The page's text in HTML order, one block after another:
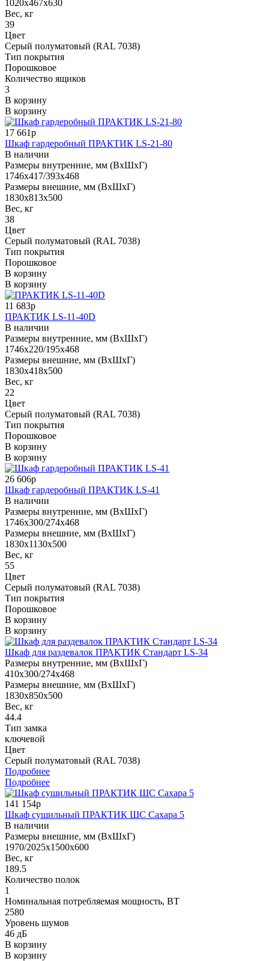
1020x467x630
Вес, кг
39
Цвет
Серый полуматовый (RAL 7038)
Тип покрытия
Порошковое
Количество ящиков
3
В корзину
В корзину
17 661р
Шкаф гардеробный ПРАКТИК LS-21-80
В наличии
Размеры внутренние, мм (ВхШхГ)
1746x417/393x468
Размеры внешние, мм (ВхШхГ)
1830x813x500
Вес, кг
38
Цвет
Серый полуматовый (RAL 7038)
Тип покрытия
Порошковое
В корзину
В корзину
11 683р
ПРАКТИК LS-11-40D
В наличии
Размеры внутренние, мм (ВхШхГ)
1746x220/195x468
Размеры внешние, мм (ВхШхГ)
1830x418x500
Вес, кг
22
Цвет
Серый полуматовый (RAL 7038)
Тип покрытия
Порошковое
В корзину
В корзину
26 606р
Шкаф гардеробный ПРАКТИК LS-41
В наличии
Размеры внутренние, мм (ВхШхГ)
1746x300/274x468
Размеры внешние, мм (ВхШхГ)
1830x1130x500
Вес, кг
55
Цвет
Серый полуматовый (RAL 7038)
Тип покрытия
Порошковое
В корзину
В корзину
Шкаф для раздевалок ПРАКТИК Стандарт LS-34
Размеры внутренние, мм (ВхШхГ)
410x300/274x468
Размеры внешние, мм (ВхШхГ)
1830x850x500
Вес, кг
44.4
Тип замка
ключевой
Цвет
Серый полуматовый (RAL 7038)
Подробнее
Подробнее
141 154р
Шкаф сушильный ПРАКТИК ШС Сахара 5
В наличии
Размеры внешние, мм (ВхШхГ)
1970/2025x1500x600
Вес, кг
189.5
Количество полок
1
Номинальная потребляемая мощность, ВТ
2580
Уровень шумов
46 дБ
В корзину
В корзину